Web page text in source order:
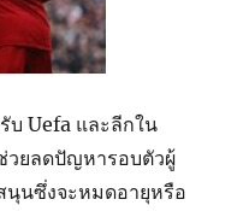
Uefa และลีกใน
วยลดปัญหารอบตัวผู้
นซึ่งจะหมดอายุหรือ